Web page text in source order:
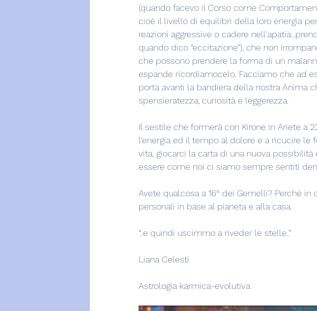
(quando facevo il Corso come
cioè il livello di equilibri della loro energia
reazioni aggressive o cadere
quando dico “eccitazione”), che non
che possono prendere la forma di un
espande ricordiamocelo. Facciamo che ad
porta avanti la bandiera della nostra Anima
spensieratezza, curiosità e leggerezza.
Il sestile che formerà con Kirone in Ariete a
l'energia ed il tempo al dolore e a ricucire le
vita, giocarci la carta di una nuova
essere come noi ci siamo sempre sentiti
Avete qualcosa a 16° dei Gemelli? Perché
personali in base al pianeta e alla casa.
“..e quindi uscimmo a riveder le stelle..”
Liana Celesti
Astrologia karmica-evolutiva